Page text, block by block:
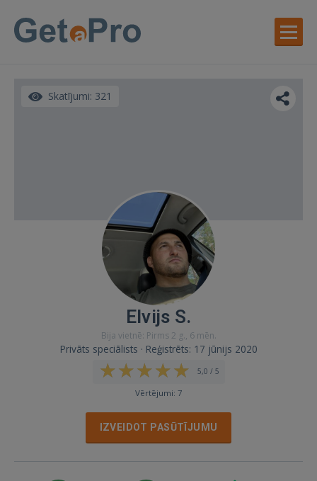
Skatījumi: 321
Elvijs S.
Bija vietnē: Pirms 2 g., 6 mēn.
Privāts speciālists · Reģistrēts: 17 jūnijs 2020
5,0 / 5
Vērtējumi: 7
IZVEIDOT PASŪTĪJUMU